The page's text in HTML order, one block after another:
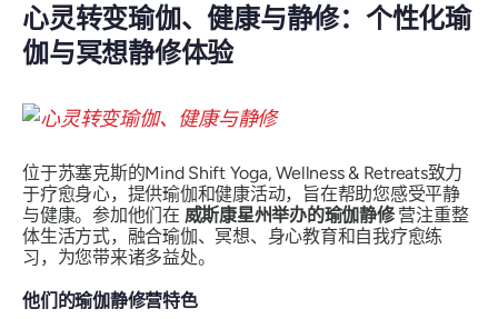
心灵转变瑜伽、健康与静修：个性化瑜
伽与冥想静修体验
位于苏塞克斯的Mind Shift Yoga, Wellness & Retreats致力
于疗愈身心，提供瑜伽和健康活动，旨在帮助您感受平静
与健康。参加他们在 威斯康星州举办的瑜伽静修营注重整
体生活方式，融合瑜伽、冥想、身心教育和自我疗愈练
习，为您带来诸多益处。
他们的瑜伽静修营特色